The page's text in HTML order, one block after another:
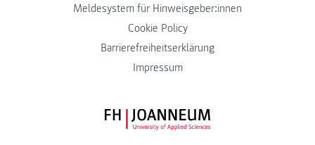
Meldesystem für Hinweisgeber:innen
Cookie Policy
Barrierefreiheitserklärung
Impressum
FH JOANNEUM Logo